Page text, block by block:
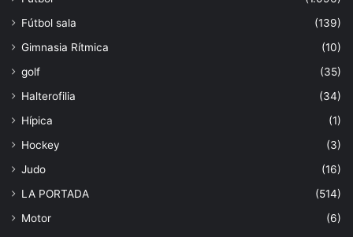
Fútbol sala
(139)
Gimnasia Rítmica
(10)
golf
(35)
Halterofilia
(34)
Hípica
(1)
Hockey
(3)
Judo
(16)
LA PORTADA
(514)
Motor
(6)